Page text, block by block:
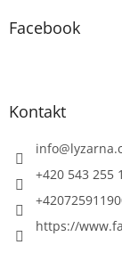
Facebook
Kontakt
info@
+420 543 255
https://